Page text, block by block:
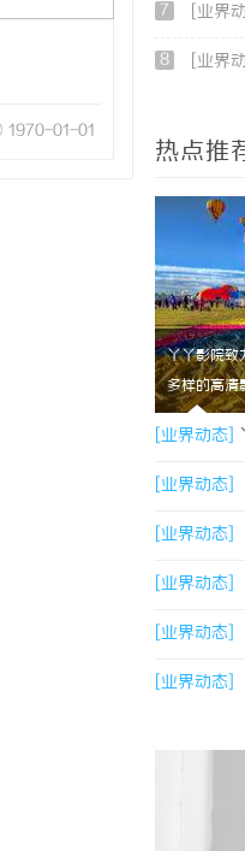
1970-01-01
7 [业界
8 [业界
热点推
丫丫影院致
多样的高清
[业界动态]
观看体验
[业界动态]
[业界动态]
[业界动态]
[业界动态]
[业界动态]